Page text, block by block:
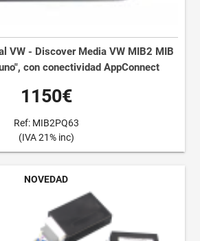
VW - Discover Media VW MIB2 MIB
con conectividad AppConnect
1150€
Ref: MIB2PQ63
(IVA 21% inc)
NOVEDAD